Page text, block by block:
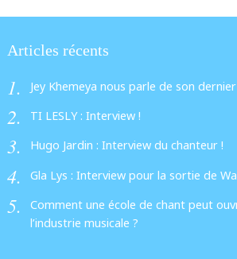
Articles récents
Jey Khemeya nous parle de son
TI LESLY : Interview !
Hugo Jardin : Interview du chanteur !
Gla Lys : Interview pour la sortie de
Comment une école de chant peut
l’industrie musicale ?